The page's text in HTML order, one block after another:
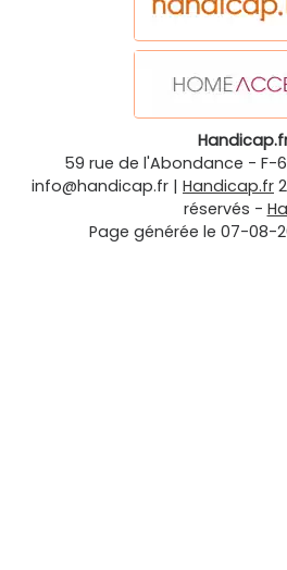
59 rue de l'Abondance - F-
info@handicap.fr | Handicap.fr
réservés -
Page générée le 07-08-